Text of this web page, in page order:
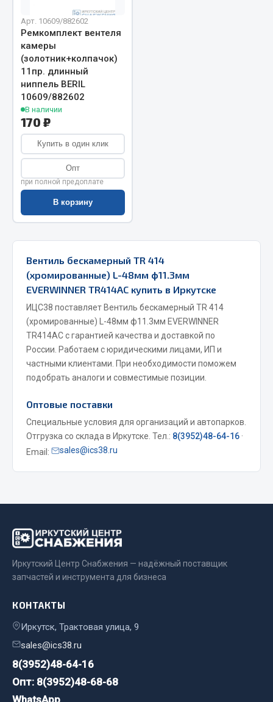
Двигатель
Система питания
Система выпуска газа
Система охлаждения
Сцепление
Коробка передач
Коробка передач ZF
Показать ещё
Весь раздел
Запчасти МАЗ
Тормозная система
Двери
Окно ветровое
Двигатель
Электрооборудование
Показать ещё
Запчасти Урал
Двигатель
Мост задний
Система выпуска газа
Сцепление
Показать ещё
Весь раздел
Запчасти ЯМЗ
Двигатель
Система питания
Арт. 10609/882602
Ремкомплект вентеля
камеры
(золотник+колпачок)
11пр. длинный
ниппель BERIL
10609/882602
В наличии
170 ₽
Купить в один клик
Опт
при полной предоплате
В корзину
Вентиль бескамерный TR 414
(хромированные) L-48мм ф11.3мм
EVERWINNER TR414AC купить в Иркутске
ИЦС38 поставляет Вентиль бескамерный TR 414
(хромированные) L-48мм ф11.3мм EVERWINNER
TR414AC с гарантией качества и доставкой по
России. Работаем с юридическими лицами, ИП и
частными клиентами. При необходимости поможем
подобрать аналоги и совместимые позиции.
Оптовые поставки
Специальные условия для организаций и автопарков.
Отгрузка со склада в Иркутске. Тел.: 8(3952)48-64-16 ·
Email:
sales@ics38.ru
Иркутский Центр Снабжения — надёжный поставщик
запчастей и инструмента для бизнеса
КОНТАКТЫ
Иркутск, Трактовая улица, 9
sales@ics38.ru
8(3952)48-64-16
Опт: 8(3952)48-68-68